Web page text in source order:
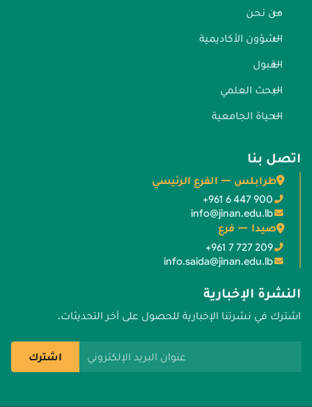
من نحن
الشؤون الأكاديمية
القبول
البحث العلمي
الحياة الجامعية
اتصل بنا
طرابلس — الفرع الرئيسي
+961 6 447 900
info@jinan.edu.lb
صيدا — فرع
+961 7 727 209
info.saida@jinan.edu.lb
النشرة الإخبارية
اشترك في نشرتنا الإخبارية للحصول على آخر التحديثات.
اشترك